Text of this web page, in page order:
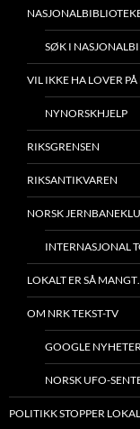
SØK I
VIL IKKE HA LOVER
NYNORSKHJELP
RIKSGRENSEN
RIKSANTIKVAREN
NORSK
INTERNASJONAL
LOKALT ER SÅ
OM NRK TEKST-TV
GOOGLE
NORSK UFO-
POLITIKK STOPPER